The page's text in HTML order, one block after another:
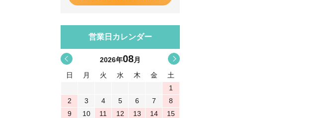
営業日カレンダー
< 2026年08月
日
月 火 水 木 金
土
1
2
3 4 5 6 7
8
9
10 11 12 13 14
15